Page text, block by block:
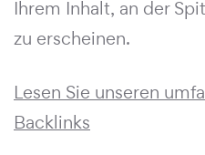
Ihrem Inhalt, an der
zu erscheinen.
Lesen Sie unseren
Backlinks